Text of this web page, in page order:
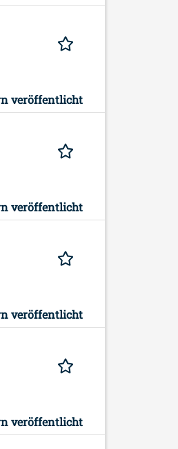
veröffentlicht
veröffentlicht
veröffentlicht
veröffentlicht